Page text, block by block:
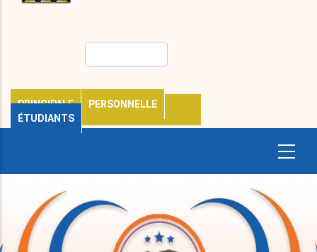
PRINCIPALE
PERSONNELLE
ÉTUDIANTS